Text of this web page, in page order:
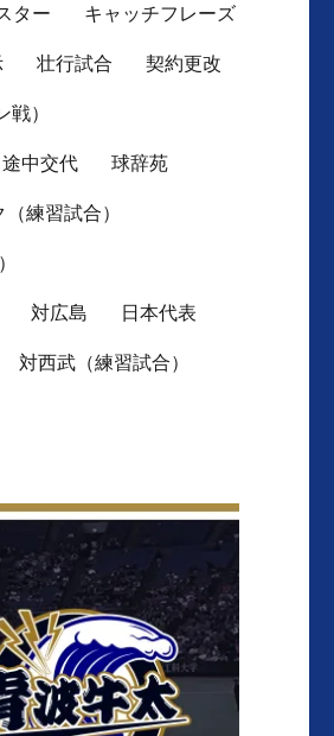
ター キャッチフレーズ
壮行試合 契約更改
）
中交代 球辞苑
練習試合）
対広島 日本代表
対西武（練習試合）